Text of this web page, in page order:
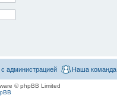
Наша команда
администрацией
© phpBB Limited